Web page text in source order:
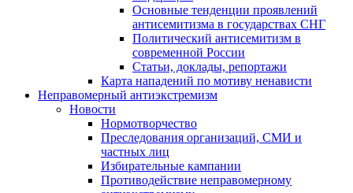
Основные тенденции проявлений
антисемитизма в государствах СНГ
Политический антисемитизм в
современной России
Статьи, доклады, репортажи
Карта нападений по мотиву ненависти
Неправомерный антиэкстремизм
Новости
Нормотворчество
Преследования организаций, СМИ и
частных лиц
Избирательные кампании
Противодействие неправомерному